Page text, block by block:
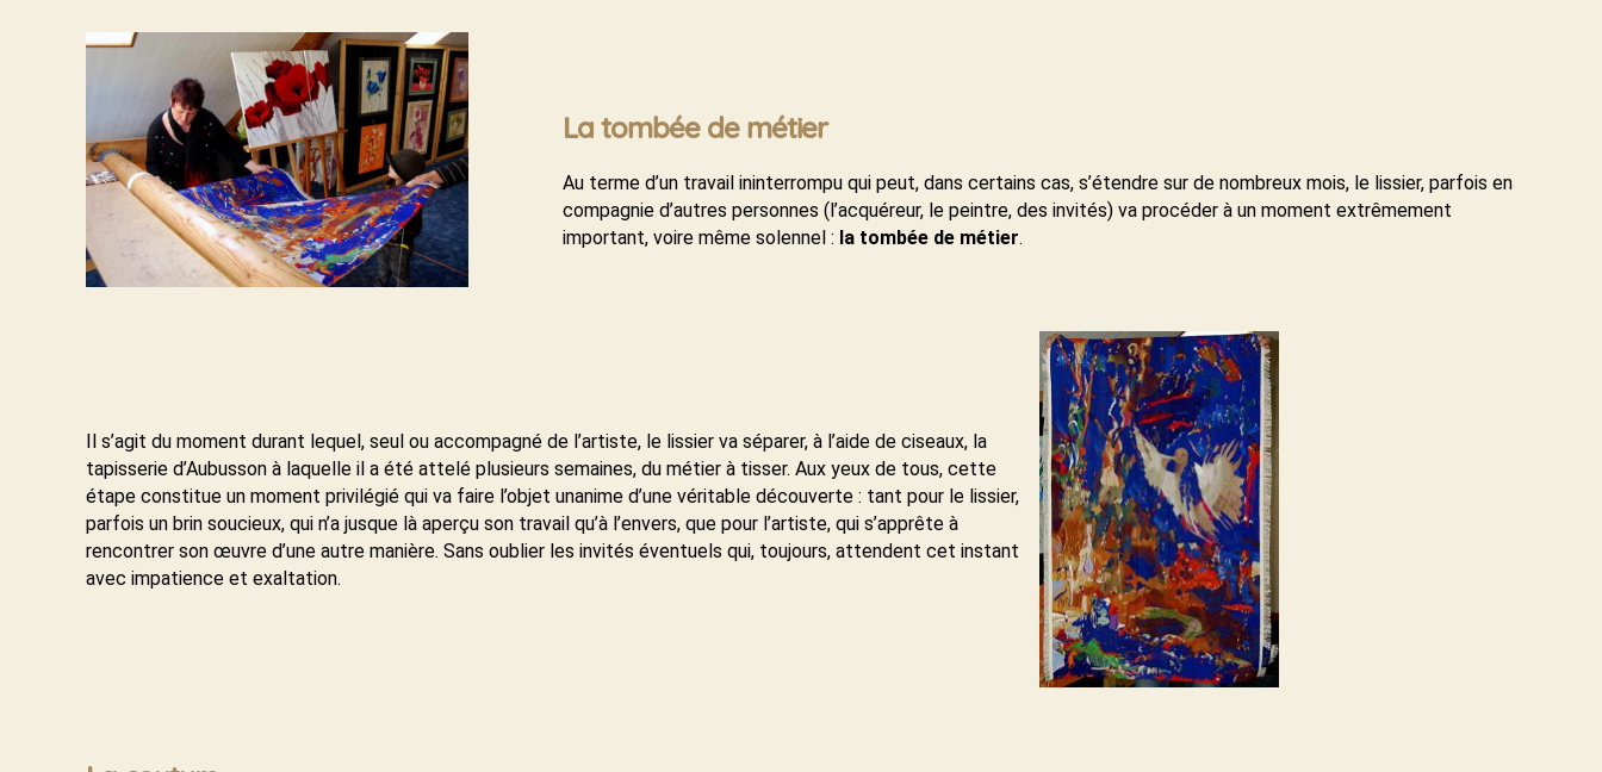
La tombée de métier
Au terme d’un travail ininterrompu qui peut, dans certains cas, s’étendre sur de nombreux mois, le lissier, parfois en
compagnie d’autres personnes (l’acquéreur, le peintre, des invités) va procéder à un moment extrêmement
important, voire même solennel : la tombée de métier.
Il s’agit du moment durant lequel, seul ou accompagné de l’artiste, le lissier va séparer, à l’aide de ciseaux, la
tapisserie d’Aubusson à laquelle il a été attelé plusieurs semaines, du métier à tisser. Aux yeux de tous, cette
étape constitue un moment privilégié qui va faire l’objet unanime d’une véritable découverte : tant pour le lissier,
parfois un brin soucieux, qui n’a jusque là aperçu son travail qu’à l’envers, que pour l’artiste, qui s’apprête à
rencontrer son œuvre d’une autre manière. Sans oublier les invités éventuels qui, toujours, attendent cet instant
avec impatience et exaltation.